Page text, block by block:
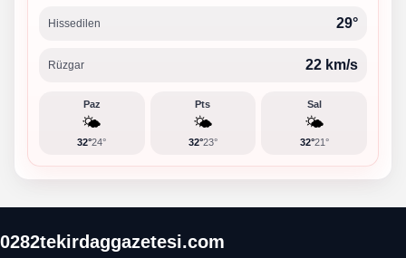
Hissedilen 29°
Rüzgar 22 km/s
Paz
🌤️
32°24°
Pts
🌤️
32°23°
Sal
🌤️
32°21°
0282tekirdaggazetesi.com